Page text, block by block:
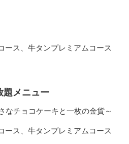
ース、牛タンプレミアムコース
題メニュー
なチョコケーキと一枚の金貨～
ース、牛タンプレミアムコース